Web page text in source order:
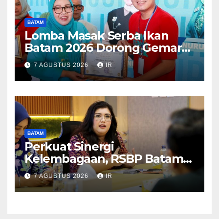
BATAM
Lomba Masak Serba Ikan
Batam 2026 Dorong Gemar
Makan Ikan
7 AGUSTUS 2026 IR
BATAM
Perkuat Sinergi
Kelembagaan, RSBP Batam
dan BPOM Pastikan
Pelayanan dan Ketersediaan
Obat Aman
7 AGUSTUS 2026 IR